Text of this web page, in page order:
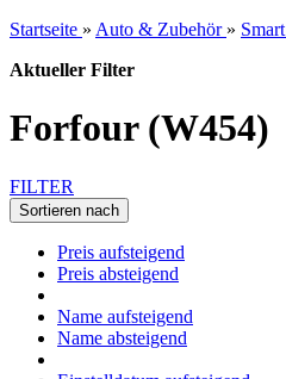
Startseite » Auto & Zubehör » Smart
Aktueller Filter
Forfour (W454)
FILTER
Sortieren nach
Preis aufsteigend
Preis absteigend
Name aufsteigend
Name absteigend